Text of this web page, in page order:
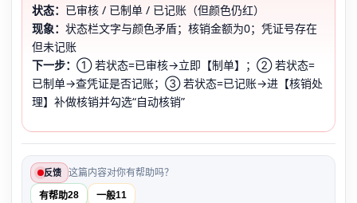
状态： 已审核 / 已制单 / 已记账（但颜色仍红）
现象： 状态栏文字与颜色矛盾；核销金额为0；凭证号存在
但未记账
下一步： ① 若状态=已审核→立即【制单】；② 若状态=
已制单→查凭证是否记账；③ 若状态=已记账→进【核销处
理】补做核销并勾选“自动核销”
反馈 这篇内容对你有帮助吗？
有帮助28 一般11